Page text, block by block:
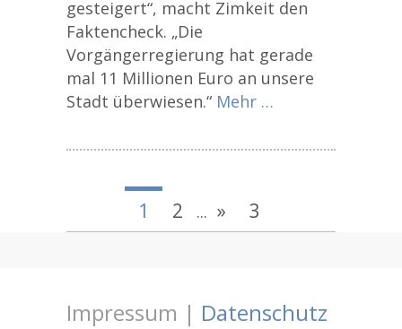
gesteigert“, macht Zimkeit den
Faktencheck. „Die
Vorgängerregierung hat gerade
mal 11 Millionen Euro an unsere
Stadt überwiesen.“ Mehr …
1 2 ... » 3
Impressum | Datenschutz